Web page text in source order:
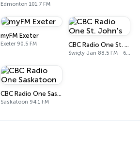
Edmonton 101.7 FM
myFM Exeter
Exeter 90.5 FM CBC Radio One St. John's
Święty Jan 88.5 FM - 640 AM
CBC Radio One Saskatoon
Saskatoon 94.1 FM